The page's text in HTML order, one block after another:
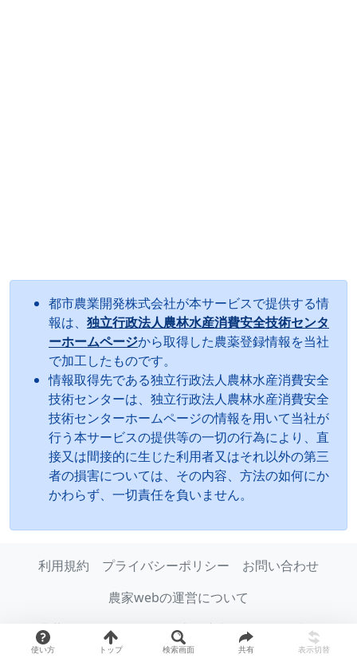
使い方 トップ 検索画面 共有 表示切替
都市農業開発株式会社が本サービスで提供する情
報は、 独立行政法人農林水産消費安全技術センタ
ーホームページから取得した農薬登録情報を当社
で加工したものです。
情報取得先である独立行政法人農林水産消費安全
技術センターは、独立行政法人農林水産消費安全
技術センターホームページの情報を用いて当社が
行う本サービスの提供等の一切の行為により、直
接又は間接的に生じた利用者又はそれ以外の第三
者の損害については、その内容、方法の如何にか
かわらず、一切責任を負いません。
利用規約 プライバシーポリシー
お問い合わせ
農家webの運営について
農薬データベースの使用上の注意
リリース情報